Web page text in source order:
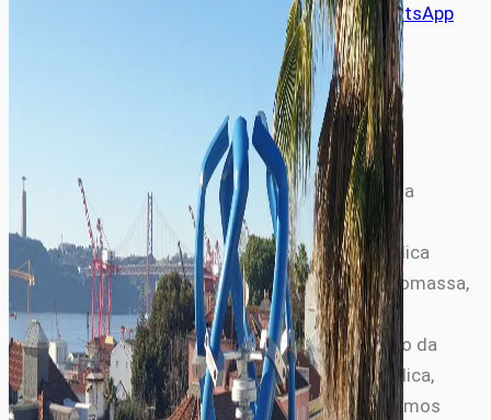
FacebookLinkedInWhatsApp
A Equipe de Energia do Portal Ekko Green cobre a
transição energética brasileira: energia solar
fotovoltaica residencial e comercial, energia eólica
onshore e offshore, mini geração distribuída, biomassa,
hidrelétrica de pequeno porte e demais fontes
renováveis. Acompanhamos o marco regulatório da
ANEEL, dados de geração da ABSOLAR e ABEEólica,
projetos do MME e leilões A-4/A-5/A-6. Produzimos